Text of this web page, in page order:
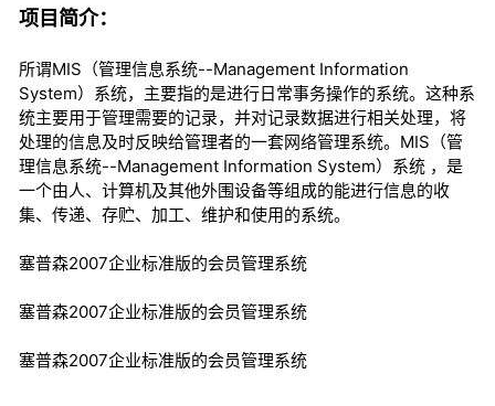
项目简介：
所谓MIS（管理信息系统--Management Information
System）系统，主要指的是进行日常事务操作的系统。这种系
统主要用于管理需要的记录，并对记录数据进行相关处理，将
处理的信息及时反映给管理者的一套网络管理系统。MIS（管
理信息系统--Management Information System）系统 ，是
一个由人、计算机及其他外围设备等组成的能进行信息的收
集、传递、存贮、加工、维护和使用的系统。
塞普森2007企业标准版的会员管理系统
塞普森2007企业标准版的会员管理系统
塞普森2007企业标准版的会员管理系统